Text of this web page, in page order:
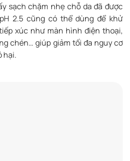
sạch chặm nhẹ chỗ da đã được
2.5 cũng có thể dùng để khử
xúc như màn hình điện thoại,
chén… giúp giảm tối đa nguy cơ
hại.